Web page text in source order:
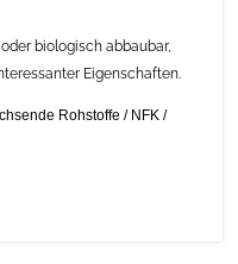
biologisch abbaubar,
Eigenschaften.
Rohstoffe / NFK /